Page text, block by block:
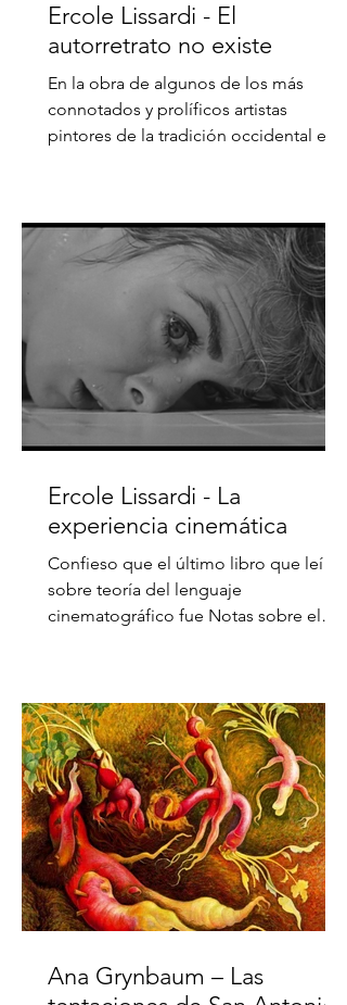
Ercole Lissardi - El
autorretrato no existe
En la obra de algunos de los más
connotados y prolíficos artistas
pintores de la tradición occidental es
Ercole Lissardi - La
experiencia cinemática
Confieso que el último libro que leí
sobre teoría del lenguaje
cinematográfico fue Notas sobre el
Ana Grynbaum – Las